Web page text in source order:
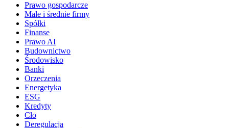
Prawo gospodarcze
Małe i średnie firmy
Spółki
Finanse
Prawo AI
Budownictwo
Środowisko
Banki
Orzeczenia
Energetyka
ESG
Kredyty
Cło
Deregulacja